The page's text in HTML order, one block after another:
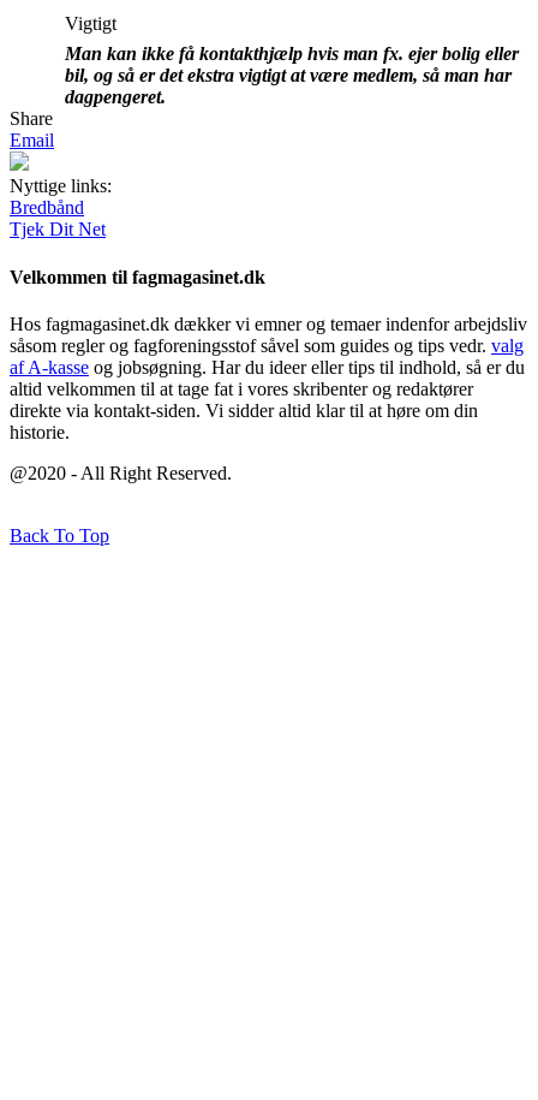
Vigtigt
Man kan ikke få kontakthjælp hvis man fx. ejer bolig eller
bil, og så er det ekstra vigtigt at være medlem, så man har
dagpengeret.
Share
Email
Nyttige links:
Bredbånd
Tjek Dit Net
Velkommen til fagmagasinet.dk
Hos fagmagasinet.dk dækker vi emner og temaer indenfor arbejdsliv
såsom regler og fagforeningsstof såvel som guides og tips vedr. valg
af A-kasse og jobsøgning. Har du ideer eller tips til indhold, så er du
altid velkommen til at tage fat i vores skribenter og redaktører
direkte via kontakt-siden. Vi sidder altid klar til at høre om din
historie.
@2020 - All Right Reserved.
Back To Top